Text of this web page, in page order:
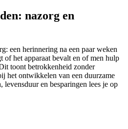
nazorg en
een herinnering na een paar weken
het apparaat bevalt en of men hulp
toont betrokkenheid zonder
het ontwikkelen van een duurzame
levensduur en besparingen lees je op